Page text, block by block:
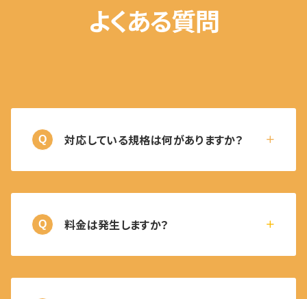
よくある質問
Q 対応している規格は何がありますか？
Q 料金は発生しますか？